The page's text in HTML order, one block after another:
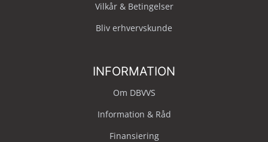
Vilkår & Betingelser
Bliv erhvervskunde
INFORMATION
Om DBVVS
Information & Råd
Finansiering